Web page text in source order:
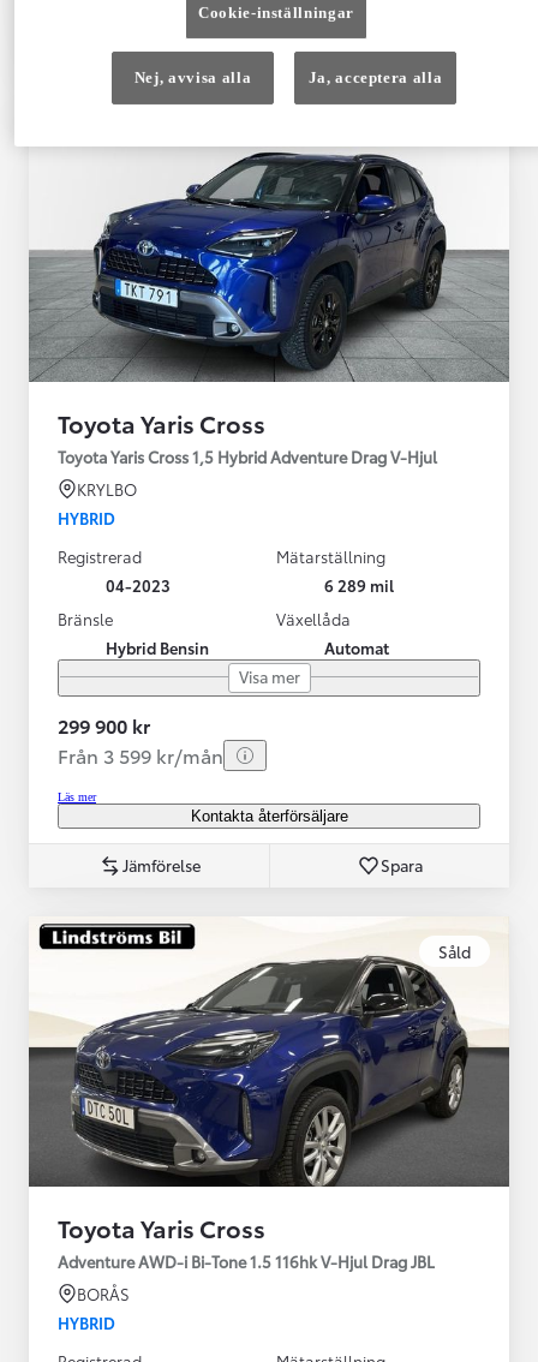
Kontakta återförsäljare
Toyota Yaris Cross
Toyota Yaris Cross 1,5 Hybrid Adventure Drag V-Hjul
KRYLBO
HYBRID
Registrerad
04-2023
Mätarställning
6 289 mil
Bränsle
Hybrid Bensin
Växellåda
Automat
Visa mer
299 900 kr
Från 3 599 kr/mån
Läs mer
Kontakta återförsäljare
Jämförelse Spara
Såld
Toyota Yaris Cross
Adventure AWD-i Bi-Tone 1.5 116hk V-Hjul Drag JBL
BORÅS
HYBRID
Cookie-inställningar
Nej, avvisa alla Ja, acceptera alla